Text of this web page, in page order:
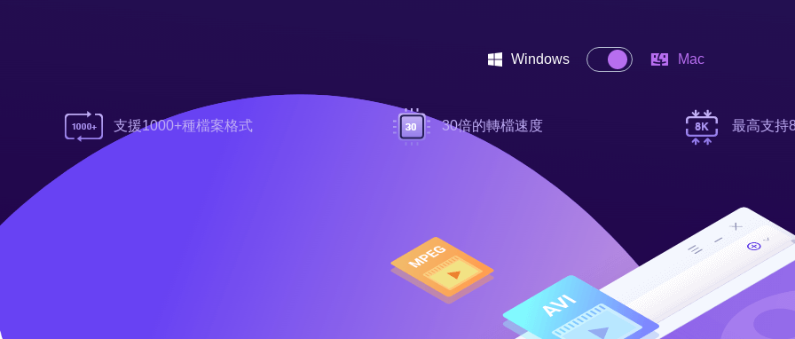
MS SQL 資料庫還原
Windows Mac
支援1000+種檔案格式 30倍的轉檔速度 最高支持